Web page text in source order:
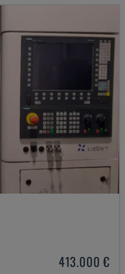
413.000 €